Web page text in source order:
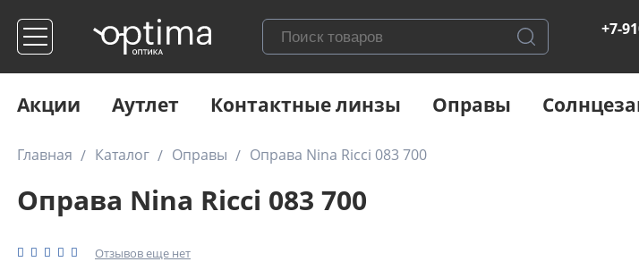
+7-
Акции Аутлет Контактные линзы Оправы
Главная Каталог Оправы Оправа Nina Ricci 083 700
Оправа Nina Ricci 083 700
Отзывов еще нет